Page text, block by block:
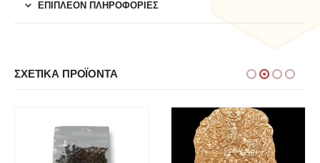
ΕΠΙΠΛΈΟΝ ΠΛΗΡΟΦΟΡΊΕΣ
ΣΧΕΤΙΚΆ ΠΡΟΪΌΝΤΑ